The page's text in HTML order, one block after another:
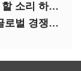
홍익표 "한동훈, 윤 대통령에 과감히 할 소리 하라"
(2023 ESG포럼)조해진 "우리 기업 글로벌 경쟁력 위해 경영부담 최소화해야"